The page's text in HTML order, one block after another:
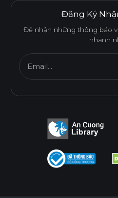
Đăng Ký
Để nhận những thông báo
nhanh
Email...